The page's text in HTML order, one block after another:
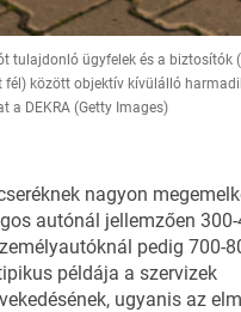
tulajdonló ügyfelek és a biztosítók
fél) között objektív kívülálló
a DEKRA (Getty Images)
nagyon
autónál jellemzően
pedig 700-
példája a szervizek
ugyanis az